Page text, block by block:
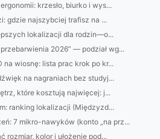
krzesło, biurko i wys...
gdzie najszybciej trafisz na ...
lokalizacji dla rodzin—o...
2026” — podział wg...
na wiosnę: lista prac krok po kr...
na nagraniach bez studyj...
które kosztują najwięcej: j...
ranking lokalizacji (Międzyzd...
7 mikro-nawyków (konto „na prz...
rozmiar, kolor i ułożenie pod...